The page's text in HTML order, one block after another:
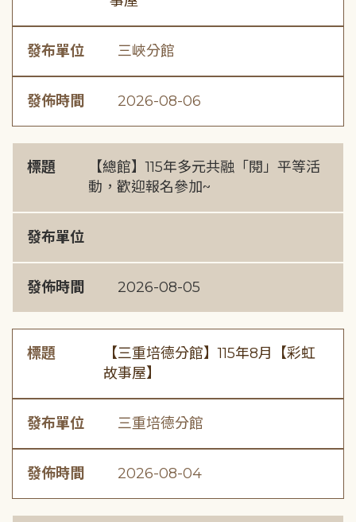
發布單位 三峽分館
發佈時間 2026-08-06
標題
【總館】115年多元共融「閱」平等活
動，歡迎報名參加~
發布單位
發佈時間 2026-08-05
標題
【三重培德分館】115年8月【彩虹
故事屋】
發布單位 三重培德分館
發佈時間 2026-08-04